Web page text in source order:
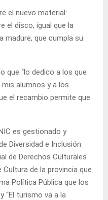
el nuevo material:
el disco, igual que la
madure, que cumpla su
que “lo dedico a los que
alumnos y a los
el recambio permite que
es gestionado y
Diversidad e Inclusión
de Derechos Culturales
de la provincia que
Política Pública que los
“El turismo va a la